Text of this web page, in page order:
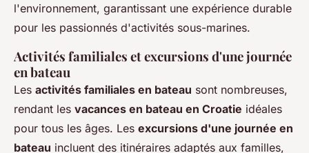
l'environnement, garantissant une expérience durable
pour les passionnés d'activités sous-marines.
Activités familiales et excursions d'une journée
en bateau
Les activités familiales en bateau sont nombreuses,
rendant les vacances en bateau en Croatie idéales
pour tous les âges. Les excursions d'une journée en
bateau incluent des itinéraires adaptés aux familles,